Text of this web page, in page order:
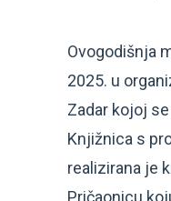
Ovogodišnja
2025. u
Zadar kojoj
Knjižnica s
realizirana je
Pričaonicu